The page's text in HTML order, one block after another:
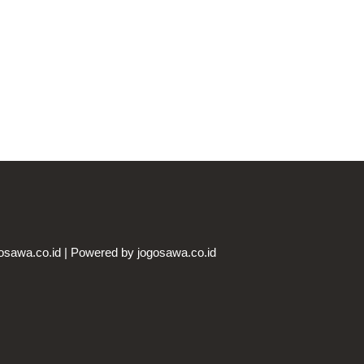
| Powered by jogosawa.co.id